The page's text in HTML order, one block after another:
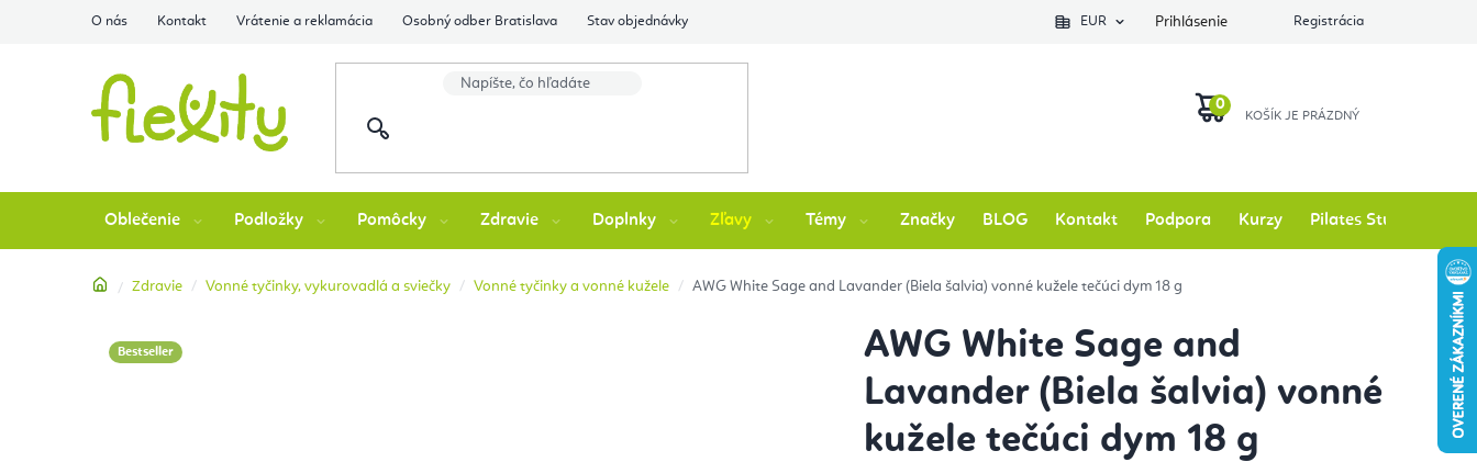
O nás Kontakt Vrátenie a reklamácia Osobný odber Bratislava Stav objednávky EUR Prihlásenie Registrácia
KOŠÍK
Oblečenie Podložky Pomôcky Zdravie Doplnky Zľavy Témy Značky BLOG Kontakt Podpora Kurzy Pilates Studio
Domov
Zdravie Vonné tyčinky, vykurovadlá a sviečky Vonné tyčinky a vonné kužele AWG White Sage and Lavander (Biela šalvia) vonné kužele tečúci dym 18 g
AWG White Sage and
Lavander (Biela šalvia) vonné
kužele tečúci dym 18 g
Bestseller